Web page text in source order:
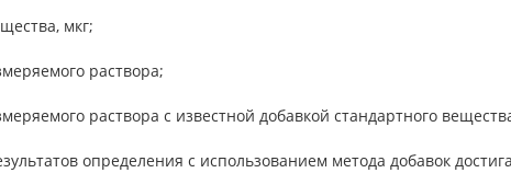
мкг;
раствора;
раствора с известной добавкой стандартного
определения с использованием метода добавок